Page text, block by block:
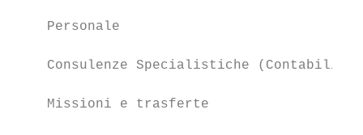
Personale
Consulenze Specialistiche (Contabili,
Missioni e trasferte